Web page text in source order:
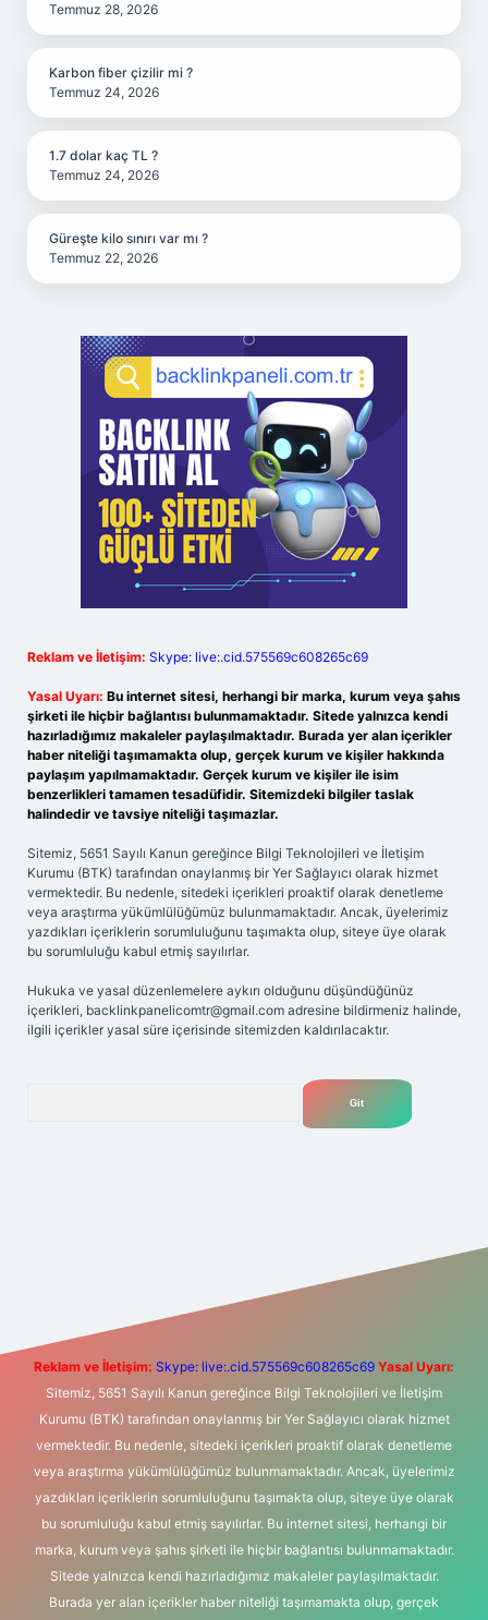
Temmuz 28, 2026
Karbon fiber çizilir mi ?
Temmuz 24, 2026
1.7 dolar kaç TL ?
Temmuz 24, 2026
Güreşte kilo sınırı var mı ?
Temmuz 22, 2026
Reklam ve İletişim: Skype: live:.cid.575569c608265c69
Yasal Uyarı: Bu internet sitesi, herhangi bir marka, kurum veya şahıs
şirketi ile hiçbir bağlantısı bulunmamaktadır. Sitede yalnızca kendi
hazırladığımız makaleler paylaşılmaktadır. Burada yer alan içerikler
haber niteliği taşımamakta olup, gerçek kurum ve kişiler hakkında
paylaşım yapılmamaktadır. Gerçek kurum ve kişiler ile isim
benzerlikleri tamamen tesadüfidir. Sitemizdeki bilgiler taslak
halindedir ve tavsiye niteliği taşımazlar.
Sitemiz, 5651 Sayılı Kanun gereğince Bilgi Teknolojileri ve İletişim
Kurumu (BTK) tarafından onaylanmış bir Yer Sağlayıcı olarak hizmet
vermektedir. Bu nedenle, sitedeki içerikleri proaktif olarak denetleme
veya araştırma yükümlülüğümüz bulunmamaktadır. Ancak, üyelerimiz
yazdıkları içeriklerin sorumluluğunu taşımakta olup, siteye üye olarak
bu sorumluluğu kabul etmiş sayılırlar.
Hukuka ve yasal düzenlemelere aykırı olduğunu düşündüğünüz
içerikleri, backlinkpanelicomtr@gmail.com adresine bildirmeniz halinde,
ilgili içerikler yasal süre içerisinde sitemizden kaldırılacaktır.
m elexbet
Reklam ve İletişim: Skype: live:.cid.575569c608265c69 Yasal Uyarı:
Sitemiz, 5651 Sayılı Kanun gereğince Bilgi Teknolojileri ve İletişim
Kurumu (BTK) tarafından onaylanmış bir Yer Sağlayıcı olarak hizmet
vermektedir. Bu nedenle, sitedeki içerikleri proaktif olarak denetleme
veya araştırma yükümlülüğümüz bulunmamaktadır. Ancak, üyelerimiz
yazdıkları içeriklerin sorumluluğunu taşımakta olup, siteye üye olarak
bu sorumluluğu kabul etmiş sayılırlar. Bu internet sitesi, herhangi bir
marka, kurum veya şahıs şirketi ile hiçbir bağlantısı bulunmamaktadır.
Sitede yalnızca kendi hazırladığımız makaleler paylaşılmaktadır.
Burada yer alan içerikler haber niteliği taşımamakta olup, gerçek